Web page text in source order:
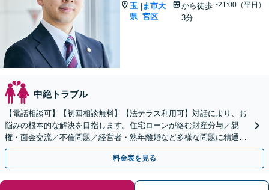
玉
県
|ま市大
宮区
から徒歩
3分
~21:00（平日）
中絶トラブル
【電話相談可】【初回相談無料】【法テラス利用可】対話により、お
悩みの根本的な解決を目指します。住宅ローンが絡む財産分与／親
権・面会交流／不倫問題／経営者・熟年離婚など多様な問題に精通。
協議・調停・裁判の実績多数あり【完全個室】【大宮駅3分】
料金表を見る